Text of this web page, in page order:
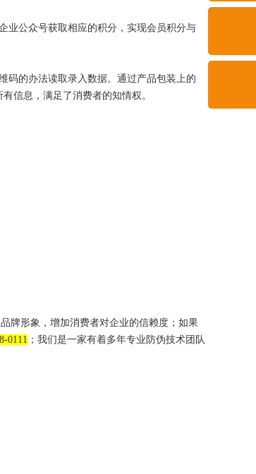
业公众号获取相应的积分，实现会员积分与
码的办法读取录入数据。通过产品包装上的
信息，满足了消费者的知情权。
形象，增加消费者对企业的信赖度；如果
0111 ；我们是一家有着多年专业防伪技术团队